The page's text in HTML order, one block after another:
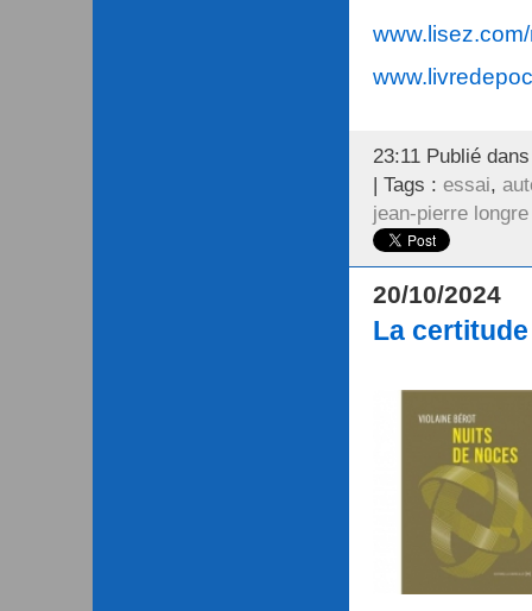
23:11 Publié
| Tags : essai,
jean-pierre longre
20/10/2024
La certitude